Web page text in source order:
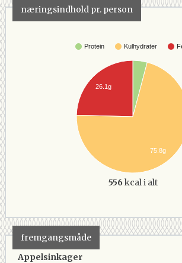
næringsindhold pr. person
Protein Kulhydrater
26.1g
75.8g
556 kcal i alt
fremgangsmåde
Appelsinkager